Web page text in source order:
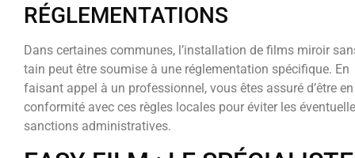
RÉGLEMENTATIONS
Dans certaines communes, l’installation de films miroir
tain peut être soumise à une réglementation spécifique. En
faisant appel à un professionnel, vous êtes assuré d’être en
conformité avec ces règles locales pour éviter les
sanctions administratives.